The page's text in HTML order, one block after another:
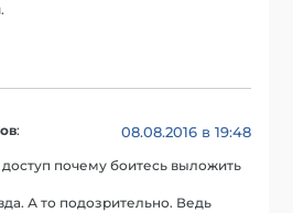
: 08.08.2016 в 19:48
почему боитесь выложить
А то подозрительно. Ведь